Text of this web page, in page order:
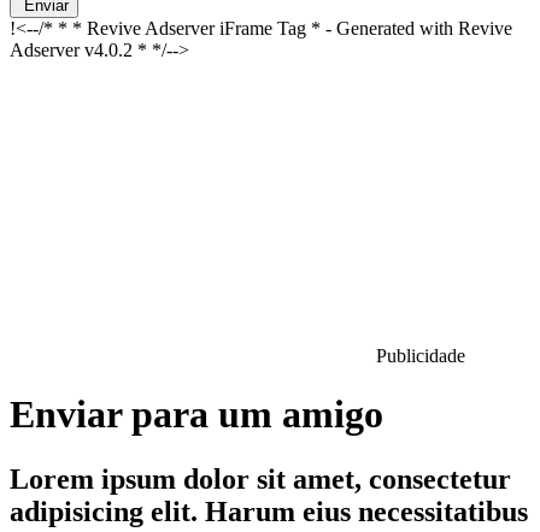
Enviar
!<--/* * * Revive Adserver iFrame Tag * - Generated with Revive
Adserver v4.0.2 * */-->
Publicidade
Enviar para um amigo
Lorem ipsum dolor sit amet, consectetur
adipisicing elit. Harum eius necessitatibus